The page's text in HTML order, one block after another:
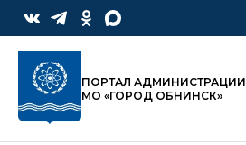
ПОРТАЛ АДМИНИСТРАЦИИ
МО «ГОРОД ОБНИНСК»